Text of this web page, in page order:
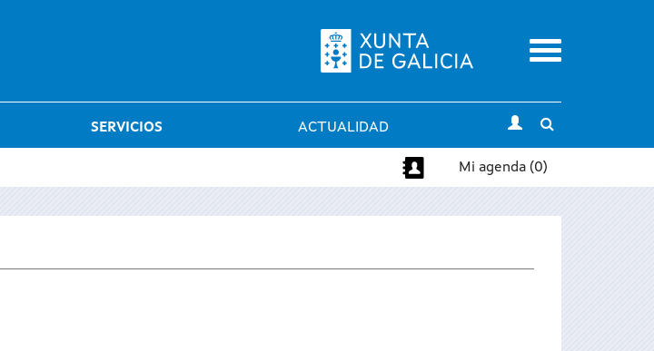
Menu
SERVICIOS ACTUALIDAD
search
Mi agenda (0)